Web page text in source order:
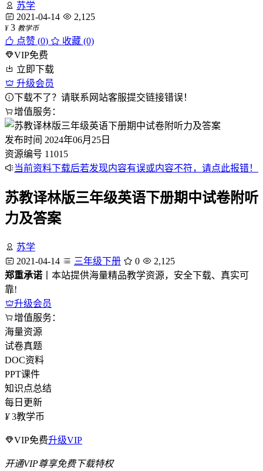
苏学
2021-04-14
2,125
¥ 3 教学币
点赞 (0)
收藏 (0)
VIP免费
立即下载
升级会员
下载不了？请联系网站客服提交链接错误！
增值服务：
发布时间 2024年06月25日
资源编号 11015
当前资料下载后若发现内容有误或内容不符，请点此报错！
苏教译林版三年级英语下册期中试卷附听
力及答案
苏学
2021-04-14
三年级下册 0
2,125
郑重承诺 丨本站提供海量精品教学资源，安全下载、真实可
靠!
升级会员
增值服务：
海量资源
试卷真题
DOC资料
PPT课件
知识点总结
每日更新
¥ 3教学币
VIP免费升级VIP
开通VIP尊享免费下载特权